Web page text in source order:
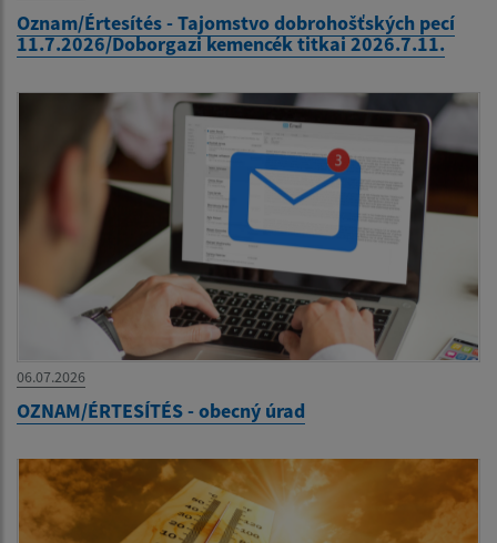
Oznam/Értesítés - Tajomstvo dobrohošťských pecí
11.7.2026/Doborgazi kemencék titkai 2026.7.11.
06.07.2026
OZNAM/ÉRTESÍTÉS - obecný úrad